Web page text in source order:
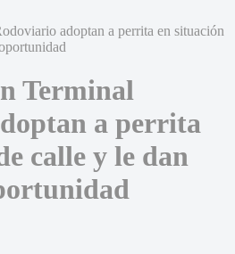
Terminal
a perrita
calle y le dan